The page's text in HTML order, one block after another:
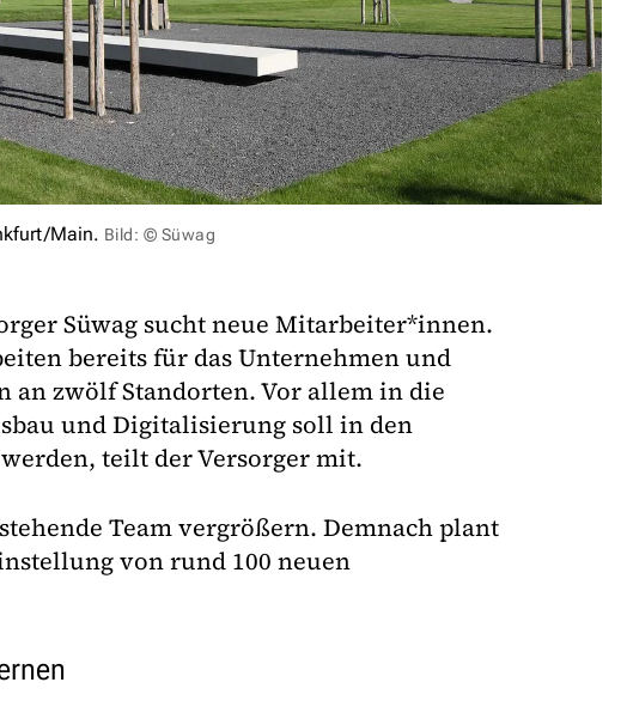
Main. Bild: © Süwag
Süwag sucht neue Mitarbeiter*innen.
bereits für das Unternehmen und
an zwölf Standorten. Vor allem in die
und Digitalisierung soll in den
teilt der Versorger mit.
Team vergrößern. Demnach plant
von rund 100 neuen